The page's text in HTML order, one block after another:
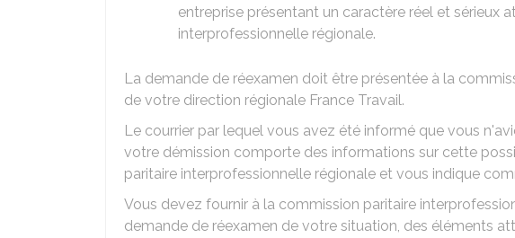
entreprise présentant un caractère réel et sérieux
interprofessionnelle régionale.
La demande de réexamen doit être présentée à la
de votre direction régionale France Travail.
Le courrier par lequel vous avez été informé que vous
votre démission comporte des informations sur cette
paritaire interprofessionnelle régionale et vous indique
Vous devez fournir à la commission paritaire
demande de réexamen de votre situation, des éléments